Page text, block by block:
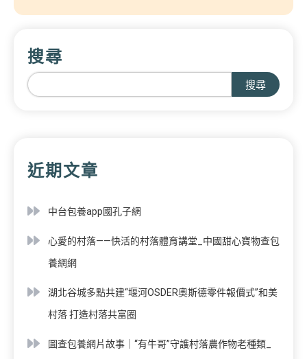
搜尋
搜尋
近期文章
中台包養app國孔子網
心愛的村落——快活的村落體育講堂_中國甜心寶物查包
養網網
湖北谷城多點共建“堰河OSDER奧斯德零件報價式”和美
村落 打造村落共富圈
圖查包養網片故事｜“有牛哥”守護村落農作物老種類_